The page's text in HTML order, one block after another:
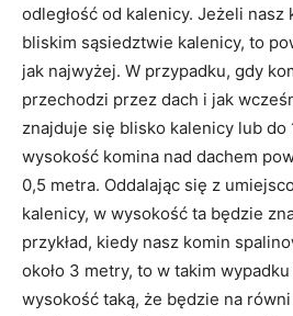
odległość od kalenicy. Jeżeli
bliskim sąsiedztwie kalenicy, to
jak najwyżej. W przypadku, gdy
przechodzi przez dach i jak
znajduje się blisko kalenicy lub do
wysokość komina nad dachem
0,5 metra. Oddalając się z
kalenicy, w wysokość ta będzie
przykład, kiedy nasz komin
około 3 metry, to w takim
wysokość taką, że będzie na